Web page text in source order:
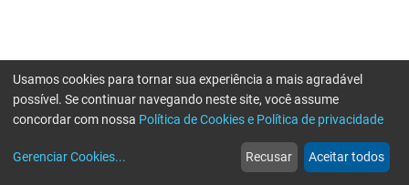
web
Notícias
more_horiz
Mais
Usamos cookies para tornar sua experiência a mais agradável
possível. Se continuar navegando neste site, você assume
concordar com nossa Política de Cookies e Política de privacidade
Gerenciar Cookies... Recusar Aceitar todos
Erro ao enviar informações, por favor tente novamente